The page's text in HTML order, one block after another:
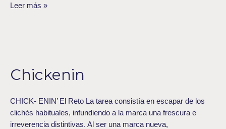
Leer más »
Chickenin
CHICK- ENIN’ El Reto La tarea consistía en escapar de los
clichés habituales, infundiendo a la marca una frescura e
irreverencia distintivas. Al ser una marca nueva,